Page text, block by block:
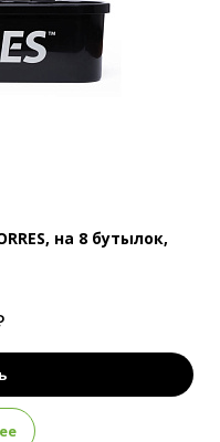
на 8 бутылок,